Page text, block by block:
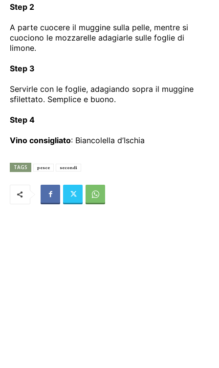
Step 2
A parte cuocere il muggine sulla pelle, mentre si
cuociono le mozzarelle adagiarle sulle foglie di
limone.
Step 3
Servirle con le foglie, adagiando sopra il muggine
sfilettato. Semplice e buono.
Step 4
Vino consigliato: Biancolella d’Ischia
TAGS pesce secondi